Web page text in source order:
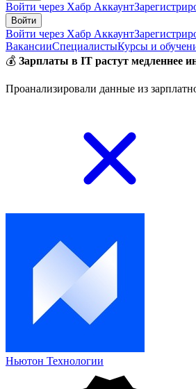
Войти через Хабр Аккаунт
Войти
Войти через Хабр Аккаунт
ВакансииСпециалистыКурсы и
💰 Зарплаты в IT растут медленнее
Проанализировали данные из
Ньютон Технологии